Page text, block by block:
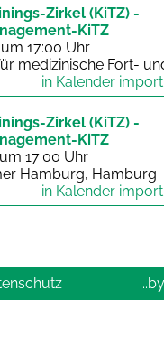
Zirkel (KiTZ) -
KiTZ
17:00 Uhr
medizinische Fort-
in Kalender
Zirkel (KiTZ) -
KiTZ
17:00 Uhr
Hamburg, Hamburg
in Kalender